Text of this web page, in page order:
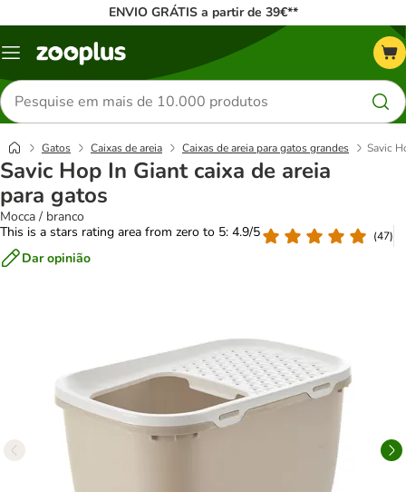
ENVIO GRÁTIS a partir de 39€**
Menu
Pesquisar
produtos
Gatos Caixas de areia Caixas de areia para gatos grandes Savic
Savic Hop In Giant caixa de areia
para gatos
Mocca / branco
This is a stars rating area from zero to 5: 4.9/5
(47)
Dar opinião